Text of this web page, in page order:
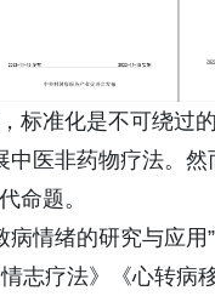
标准化是不可绕过
中医非药物疗法。
命题。
情绪的研究与应
志疗法》《心转